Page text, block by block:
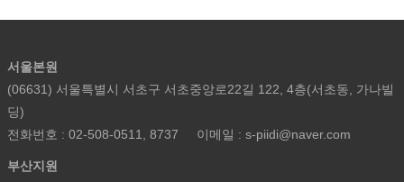
서울본원
(06631) 서울특별시 서초구 서초중앙로22길 122, 4층(서초동, 가나빌
딩)
전화번호 : 02-508-0511, 8737
이메일 : s-piidi@naver.com
부산지원